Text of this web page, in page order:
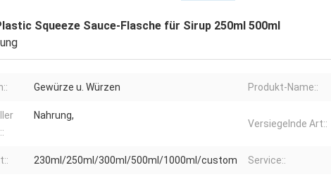
Squeeze Sauce-Flasche für Sirup 250ml 500ml
Gewürze u. Würzen Produkt-Name::
Nahrung,
Versiegelnde Art::
230ml/250ml/300ml/500ml/1000ml/custom Service::